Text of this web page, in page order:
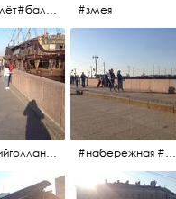
#вертолёт#балтийскиеавиалинии #петропавловскаякрепость #заячийостров #полётынадпитером #полётынадгородом #полёты #змея
#летучийголландец #набережнаяневы #набережная #людигуляют #биржевоймост